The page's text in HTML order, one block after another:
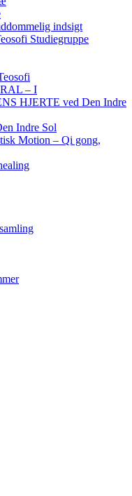
indsigt
Studiegruppe
– I
HJERTE ved Den Indre
Indre Sol
Motion – Qi gong,